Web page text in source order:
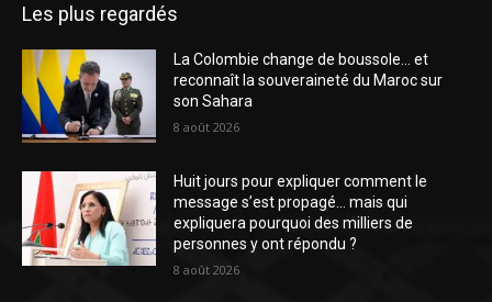
Les plus regardés
La Colombie change de boussole… et
reconnaît la souveraineté du Maroc sur
son Sahara
8 août 2026
Huit jours pour expliquer comment le
message s’est propagé… mais qui
expliquera pourquoi des milliers de
personnes y ont répondu ?
8 août 2026